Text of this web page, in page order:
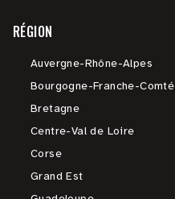
RÉGION
Auvergne-Rhône-Alpes
Bourgogne-Franche-Comté
Bretagne
Centre-Val de Loire
Corse
Grand Est